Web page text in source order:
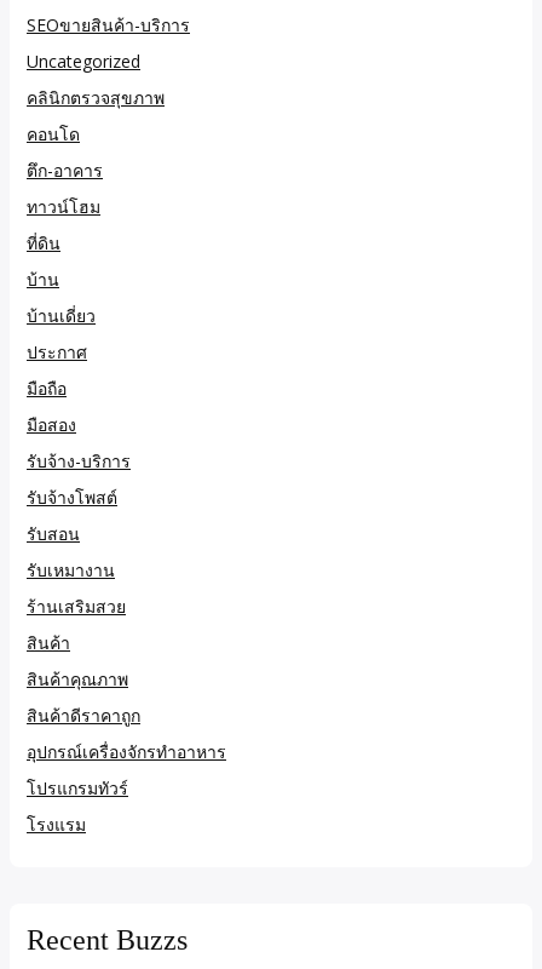
SEOขายสินค้า-บริการ
Uncategorized
คลินิกตรวจสุขภาพ
คอนโด
ตึก-อาคาร
ทาวน์โฮม
ที่ดิน
บ้าน
บ้านเดี่ยว
ประกาศ
มือถือ
มือสอง
รับจ้าง-บริการ
รับจ้างโพสต์
รับสอน
รับเหมางาน
ร้านเสริมสวย
สินค้า
สินค้าคุณภาพ
สินค้าดีราคาถูก
อุปกรณ์เครื่องจักรทำอาหาร
โปรแกรมทัวร์
โรงแรม
Recent Buzzs